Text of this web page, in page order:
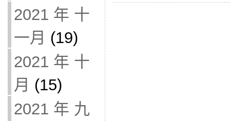
2021 年 十
一月 (19)
2021 年 十
月 (15)
2021 年 九